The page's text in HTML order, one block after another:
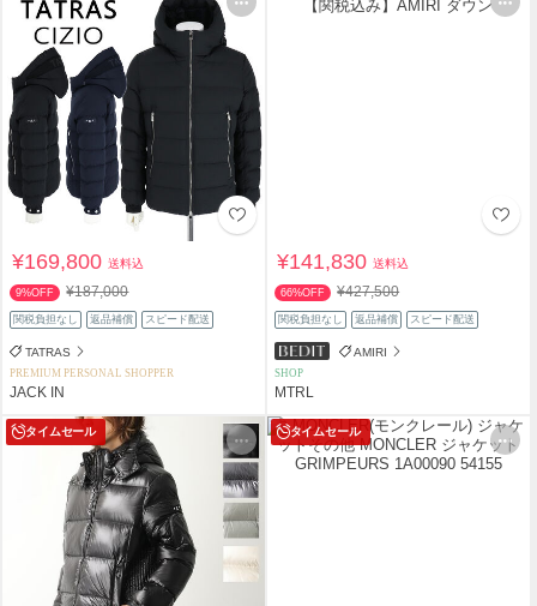
¥169,800送料込
9%OFF ¥187,000
関税負担なし 返品補償 スピード配送
TATRAS
PREMIUM PERSONAL SHOPPER
JACK IN
¥141,830送料込
66%OFF ¥427,500
関税負担なし 返品補償 スピード配送
AMIRI
SHOP
MTRL
タイムセール タイムセール